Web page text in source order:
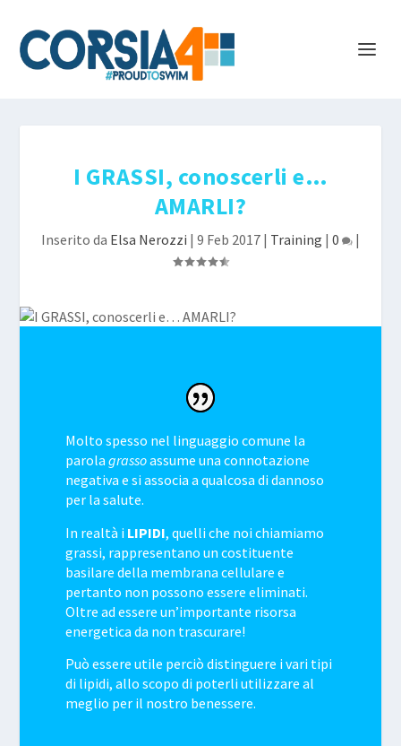
I GRASSI, conoscerli e…
AMARLI?
Inserito da Elsa Nerozzi | 9 Feb 2017 | Training | 0 |
Molto spesso nel linguaggio comune la
parola grassoassume una connotazione
negativa e si associa a qualcosa di dannoso
per la salute.
In realtà i LIPIDI, quelli che noi chiamiamo
grassi, rappresentano un costituente
basilare della membrana cellulare e
pertanto non possono essere eliminati.
Oltre ad essere un’importante risorsa
energetica da non trascurare!
Può essere utile perciò distinguere i vari tipi
di lipidi, allo scopo di poterli utilizzare al
meglio per il nostro benessere.